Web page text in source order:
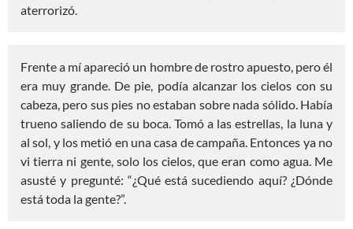
aterrorizó.
Frente a mí apareció un hombre de rostro apuesto, pero él
era muy grande. De pie, podía alcanzar los cielos con su
cabeza, pero sus pies no estaban sobre nada sólido. Había
trueno saliendo de su boca. Tomó a las estrellas, la luna y
al sol, y los metió en una casa de campaña. Entonces ya no
vi tierra ni gente, solo los cielos, que eran como agua. Me
asusté y pregunté: “¿Qué está sucediendo aquí? ¿Dónde
está toda la gente?”.